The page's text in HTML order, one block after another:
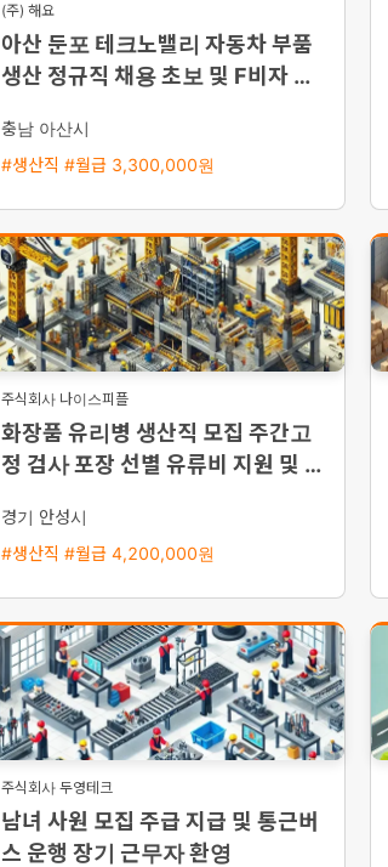
(주) 해요
아산 둔포 테크노밸리 자동차 부품
생산 정규직 채용 초보 및 F비자 환
충남 아산시
#생산직 #월급 3,300,000원
주식회사 나이스피플
화장품 유리병 생산직 모집 주간고
정 검사 포장 선별 유류비 지원 및 동
경기 안성시
#생산직 #월급 4,200,000원
주식회사 두영테크
남녀 사원 모집 주급 지급 및 통근버
스 운행 장기 근무자 환영